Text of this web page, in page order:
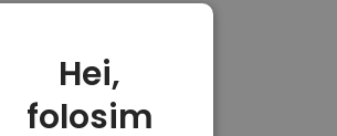
Hei,
folosim